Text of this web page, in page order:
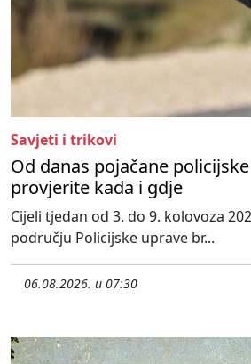
Savjeti i trikovi
Od danas pojačane
provjerite kada i gdje
Cijeli tjedan od 3. do 9. kolovoza
području Policijske uprave br...
06.08.2026. u 07:30